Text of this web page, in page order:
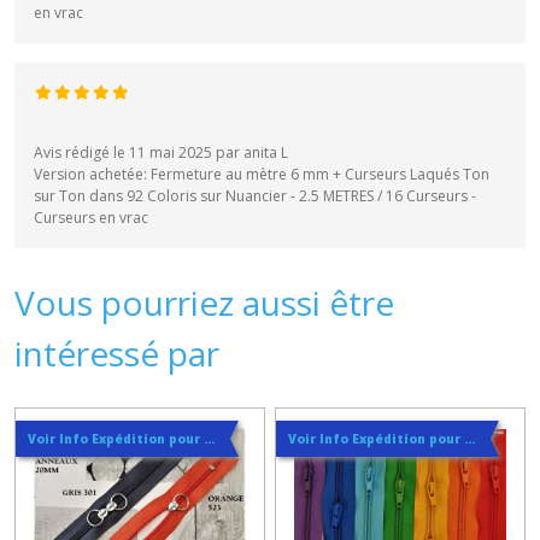
en vrac
Avis rédigé le 11 mai 2025 par anita L
Version achetée: Fermeture au mètre 6 mm + Curseurs Laqués Ton
sur Ton dans 92 Coloris sur Nuancier - 2.5 METRES / 16 Curseurs -
Curseurs en vrac
Vous pourriez aussi être
intéressé par
Voir Info Expédition pour Régler les Frais de Port au Meilleur Prix , En haut d'ecran à Droite Voir Info Expédition pour Régler les Frais de Port au Meilleur Prix , En haut d'ecran à Droite